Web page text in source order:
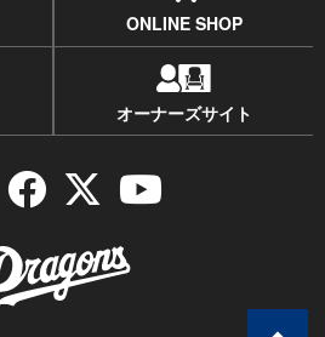
ONLINE SHOP
オーナーズサイト